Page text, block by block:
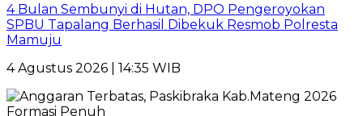
4 Bulan Sembunyi di Hutan, DPO Pengeroyokan
SPBU Tapalang Berhasil Dibekuk Resmob Polresta
Mamuju
4 Agustus 2026 | 14:35 WIB